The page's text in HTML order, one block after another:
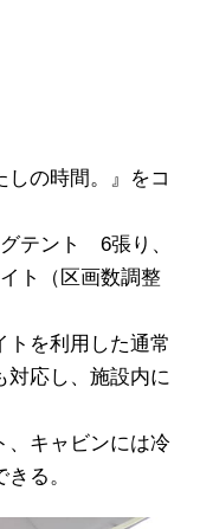
しの時間。』をコ
テント 6張り、
ト（区画数調整
トを利用した通常
対応し、施設内に
、キャビンには冷
る。